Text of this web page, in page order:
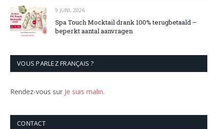
9 JUNI, 2026
Spa Touch Mocktail drank 100% terugbetaald –
beperkt aantal aanvragen
VOUS PARLEZ FRANÇAIS ?
Rendez-vous sur Je suis malin.
CONTACT